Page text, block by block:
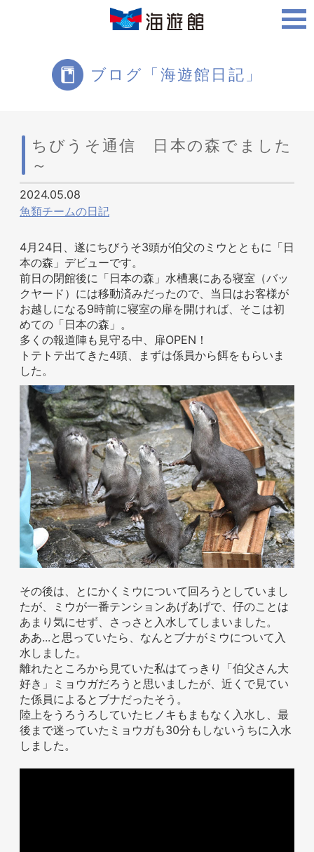
ブログ「海遊館日記」
ちびうそ通信 日本の森でました
～
2024.05.08
魚類チームの日記
4月24日、遂にちびうそ3頭が伯父のミウとともに「日
本の森」デビューです。
前日の閉館後に「日本の森」水槽裏にある寝室（バッ
クヤード）には移動済みだったので、当日はお客様が
お越しになる9時前に寝室の扉を開ければ、そこは初
めての「日本の森」。
多くの報道陣も見守る中、扉OPEN！
トテトテ出てきた4頭、まずは係員から餌をもらいま
した。
その後は、とにかくミウについて回ろうとしていまし
たが、ミウが一番テンションあげあげで、仔のことは
あまり気にせず、さっさと入水してしまいました。
ああ...と思っていたら、なんとブナがミウについて入
水しました。
離れたところから見ていた私はてっきり「伯父さん大
好き」ミョウガだろうと思いましたが、近くで見てい
た係員によるとブナだったそう。
陸上をうろうろしていたヒノキもまもなく入水し、最
後まで迷っていたミョウガも30分もしないうちに入水
しました。
生きものを知る
周辺スポット